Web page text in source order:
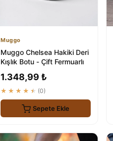
Muggo
Muggo Chelsea Hakiki Deri
Kışlık Botu - Çift Fermuarlı
1.348,99 ₺
★★★★★ (0)
Sepete Ekle